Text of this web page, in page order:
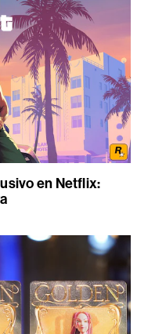
en Netflix: